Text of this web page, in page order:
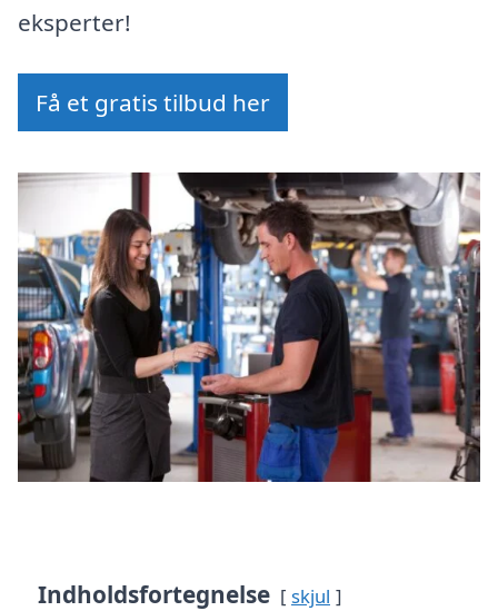
eksperter!
Få et gratis tilbud her
Indholdsfortegnelse skjul